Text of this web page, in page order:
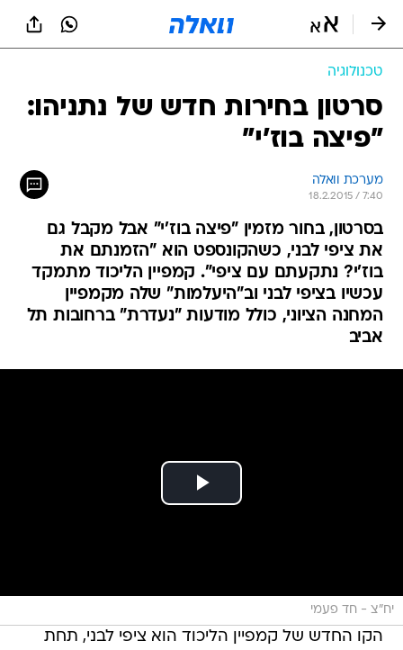
טכנולוגיה
סרטון בחירות חדש של נתניהו:
"פיצה בוז'י"
מערכת וואלה
18.2.2015 / 7:40
בסרטון, בחור מזמין "פיצה בוז'י" אבל מקבל גם
את ציפי לבני, כשהקונספט הוא "הזמנתם את
בוז'י? נתקעתם עם ציפי". קמפיין הליכוד מתמקד
עכשיו בציפי לבני וב"היעלמות" שלה מקמפיין
המחנה הציוני, כולל מודעות "נעדרת" ברחובות תל
אביב
יח"צ - חד פעמי
הקו החדש של קמפיין הליכוד הוא ציפי לבני, תחת